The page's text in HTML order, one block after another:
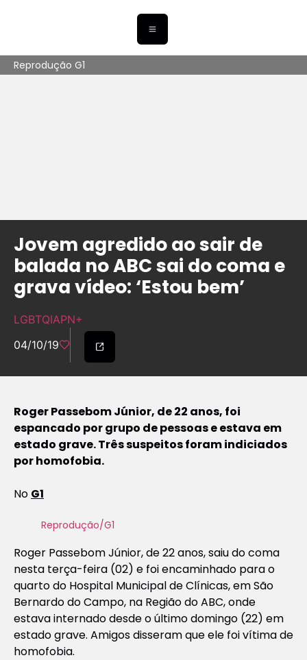
Reprodução G1
Jovem agredido ao sair de
balada no ABC sai do coma e
grava vídeo: ‘Estou bem’
LGBTQIAPN+
04/10/19
Roger Passebom Júnior, de 22 anos, foi
espancado por grupo de pessoas e estava em
estado grave. Três suspeitos foram indiciados
por homofobia.
No G1
Reprodução/G1
Roger Passebom Júnior, de 22 anos, saiu do coma
nesta terça-feira (02) e foi encaminhado para o
quarto do Hospital Municipal de Clínicas, em São
Bernardo do Campo, na Região do ABC, onde
estava internado desde o último domingo (22) em
estado grave. Amigos disseram que ele foi vítima de
homofobia.